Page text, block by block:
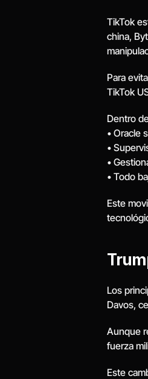
TikTok
china,
Para
TikTok
Dentro
• Oracle
•
•
• Todo
Este
Los
Davos,
Aunque
fuerza
Este